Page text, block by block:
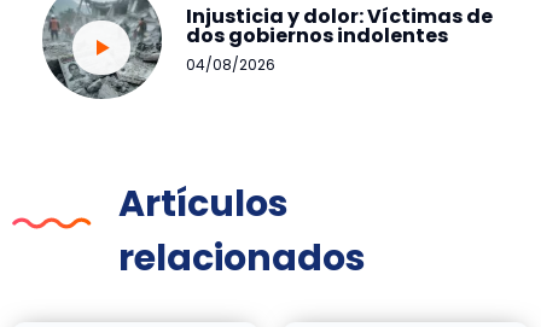
Injusticia y dolor: Víctimas de
dos gobiernos indolentes
04/08/2026
Artículos
relacionados